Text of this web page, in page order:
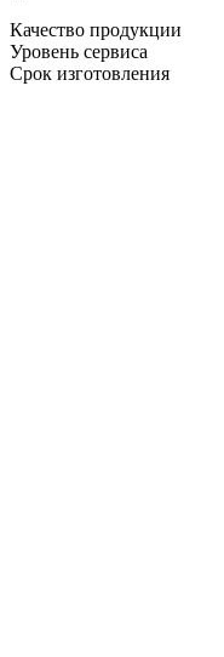
Качество продукции
Уровень сервиса
Срок изготовления